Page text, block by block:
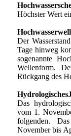
Höchster Wert
Der
Tage hinweg
sogenannte
Wellenform.
Rückgang des
Das
vom 1.
folgenden.
November bis